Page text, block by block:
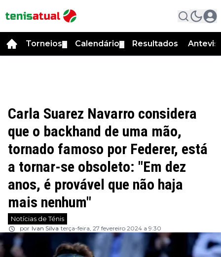
Torneios Calendário Resultados
Carla Suarez Navarro considera
que o backhand de uma mão,
tornado famoso por Federer, está
a tornar-se obsoleto: "Em dez
anos, é provável que não haja
mais nenhum"
Notícias de Ténis
por Ivan Silva terça-feira, 27 fevereiro 2024 a 9:30